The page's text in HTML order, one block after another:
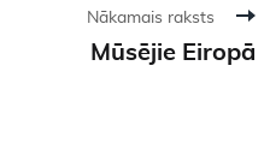
Nākamais raksts
Mūsējie Eiropā